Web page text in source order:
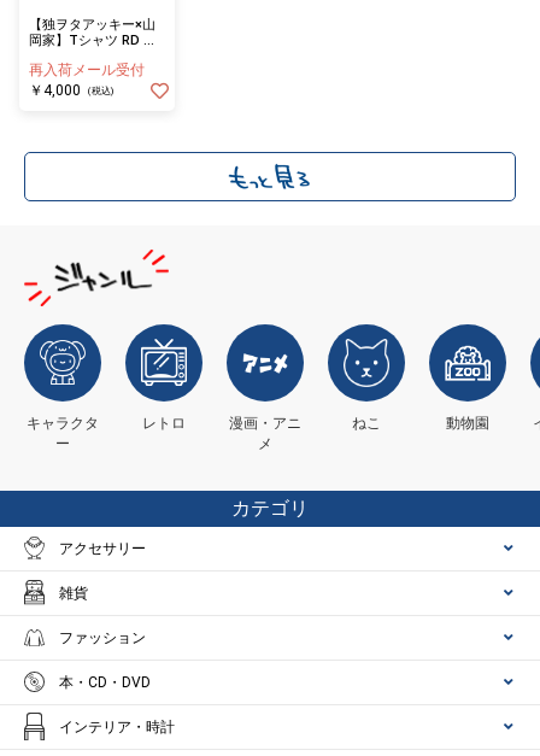
【独ヲタアッキー×山
岡家】Tシャツ RD 独
ヤマオカマン＆ヤマト
ンマン（Mサイズ）
再入荷メール受付
￥4,000
(税込)
キャラクタ
ー
レトロ
漫画・アニ
メ
ねこ 動物園
カテゴリ
アクセサリー
雑貨
ファッション
本・CD・DVD
インテリア・時計